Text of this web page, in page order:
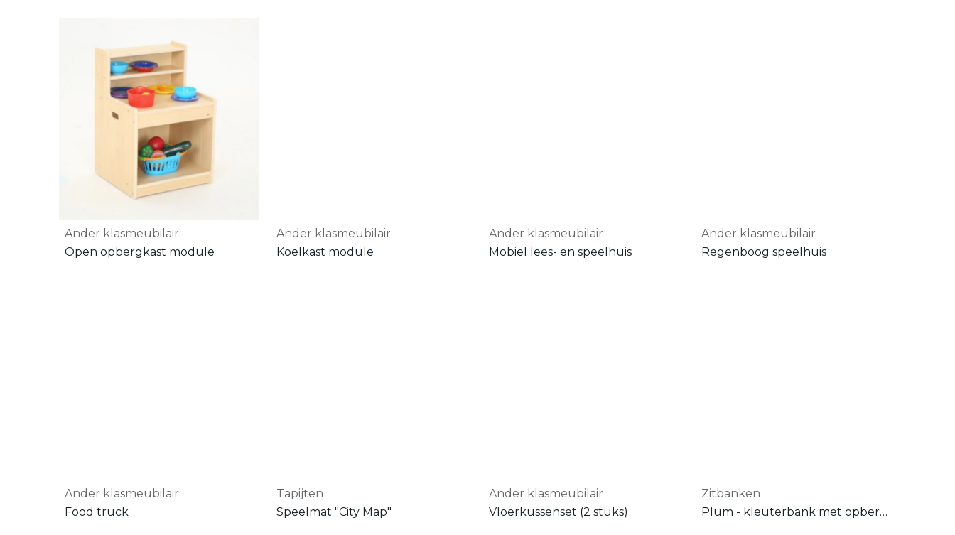
Ander klasmeubilair
Open opbergkast module
Ander klasmeubilair
Koelkast module
Ander klasmeubilair
Mobiel lees- en speelhuis
Ander klasmeubilair
Regenboog speelhuis
Ander klasmeubilair
Food truck
Tapijten
Speelmat "City Map"
Ander klasmeubilair
Vloerkussenset (2 stuks)
Zitbanken
Plum - kleuterbank met opbergruimte